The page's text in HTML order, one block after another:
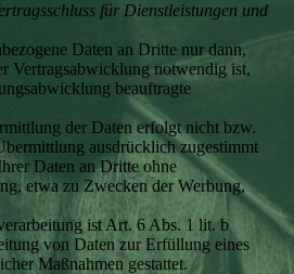
für Dienstleistungen und
Daten an Dritte nur dann,
Vertragsabwicklung notwendig ist,
beauftragte
der Daten erfolgt nicht bzw.
ausdrücklich zugestimmt
Daten an Dritte ohne
etwa zu Zwecken der Werbung,
ist Art. 6 Abs. 1 lit. b
von Daten zur Erfüllung eines
Maßnahmen gestattet.